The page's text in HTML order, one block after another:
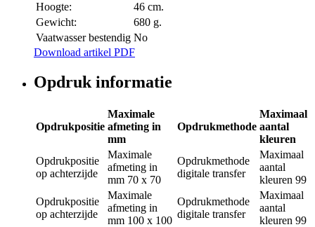
Hoogte:
46 cm.
Gewicht:
680 g.
Vaatwasser bestendig No
Download artikel PDF
Opdruk informatie
Opdrukpositie
Maximale
afmeting in
mm
Opdrukmethode
Maximaal
aantal
kleuren
Opdrukpositie
op achterzijde
Maximale
afmeting in
mm 70 x 70
Opdrukmethode
digitale transfer
Maximaal
aantal
kleuren 99
Opdrukpositie
op achterzijde
Maximale
afmeting in
mm 100 x 100
Opdrukmethode
digitale transfer
Maximaal
aantal
kleuren 99